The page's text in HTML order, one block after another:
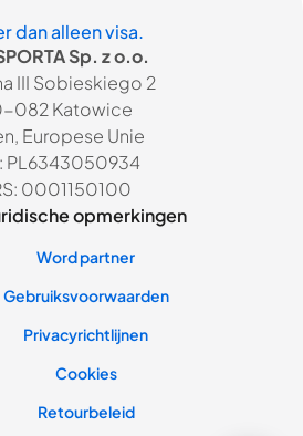
dan alleen visa.
Sp. z o.o.
III Sobieskiego 2
082 Katowice
Europese Unie
PL6343050934
0001150100
opmerkingen
Word partner
Gebruiksvoorwaarden
Privacyrichtlijnen
Cookies
Retourbeleid